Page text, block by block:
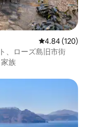
レビュー120
4.84 (120)
、ローズ島旧市街
家族